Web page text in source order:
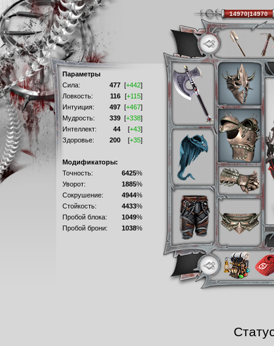
Параметры
Сила:
477 [+442]
Ловкость:
116 [+115]
Интуиция:
497 [+467]
Мудрость:
339 [+338]
Интеллект:
44 [+43]
Здоровье:
200 [+35]
Модификаторы:
Точность:
6425%
Уворот:
1885%
Сокрушение:
4944%
Стойкость:
4433%
Пробой блока:
1049%
Пробой брони:
1038%
14970|14970